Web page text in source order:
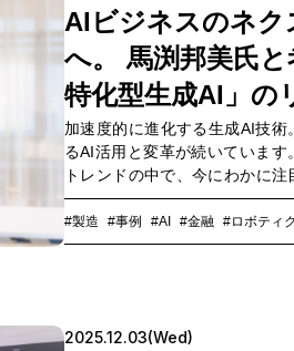
バイスやソリューションの開発
となって企業の労働安全や業務
す。さまざまな現場で活用が進
イフォーカス×NTTドコモビジ
未来像について、両社のメンバ
AIビジネスのネ
へ。 馬渕邦美氏
特化型生成AI」の
加速度的に進化する生成AI技
るAI活用と変革が続いていま
トレンドの中で、今にわかに注
「専門特化型生成AI」です。
おけるニーズに応えるため、パ
業内アセットや業界のデータ
いことも大きな特徴です。さら
#製造 #事例 #AI #金融 #ロボティ
2025.12.03(Wed)